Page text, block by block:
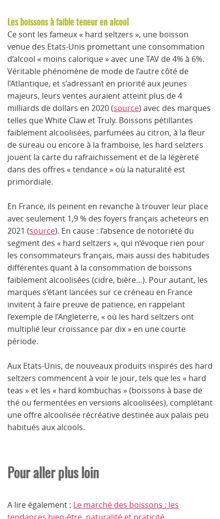
Les boissons à faible teneur en alcool
Ce sont les fameux « hard seltzers », une boisson
venue des Etats-Unis promettant une consommation
d’alcool « moins calorique » avec une TAV de 4% à 6%.
Véritable phénomène de mode de l’autre côté de
l’Atlantique, et s’adressant en priorité aux jeunes
majeurs, leurs ventes auraient atteint plus de 4
milliards de dollars en 2020 (source) avec des marques
telles que White Claw et Truly. Boissons pétillantes
faiblement alcoolisées, parfumées au citron, à la fleur
de sureau ou encore à la framboise, les hard selzters
jouent la carte du rafraichissement et de la légèreté
dans des offres « tendance » où la naturalité est
primordiale.
En France, ils peinent en revanche à trouver leur place
avec seulement 1,9 % des foyers français acheteurs en
2021 (source). En cause : l’absence de notoriété du
segment des « hard seltzers », qui n’évoque rien pour
les consommateurs français, mais aussi des habitudes
différentes quant à la consommation de boissons
faiblement alcoolisées (cidre, bière…). Pour autant, les
marques s’étant lancées sur ce créneau en France
invitent à faire preuve de patience, en rappelant
l’exemple de l’Angleterre, « où les hard seltzers ont
multiplié leur croissance par dix » en une courte
période.
Aux Etats-Unis, de nouveaux produits inspirés des hard
seltzers commencent à voir le jour, tels que les « hard
teas » et les « hard kombuchas » (boissons à base de
thé ou fermentées en versions alcoolisées), complétant
une offre alcoolisée récréative destinée aux palais peu
habitués aux alcools.
Pour aller plus loin
A lire également : Le marché des boissons : les
tendances bien-être, naturalité et praticité